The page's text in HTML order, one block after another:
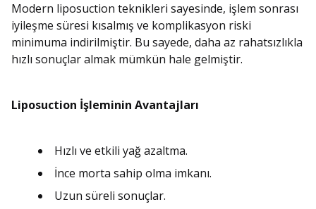
Modern liposuction teknikleri sayesinde, işlem sonrası
iyileşme süresi kısalmış ve komplikasyon riski
minimuma indirilmiştir. Bu sayede, daha az rahatsızlıkla
hızlı sonuçlar almak mümkün hale gelmiştir.
Liposuction İşleminin Avantajları
Hızlı ve etkili yağ azaltma.
İnce morta sahip olma imkanı.
Uzun süreli sonuçlar.